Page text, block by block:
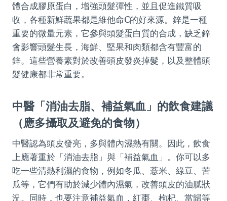
體合成膠原蛋白，增強頭髮彈性，並且促進鐵質吸
收，各種新鮮蔬果都是維他命C的好來源。鋅是一種
重要的微量元素，它參與頭髮蛋白質的合成，缺乏鋅
會影響頭髮生長，海鮮、堅果和肉類都含有豐富的
鋅。這些營養素對於改善頭皮發炎掉髮，以及整體頭
髮健康都非常重要。
中醫「消油去脂、補益氣血」的飲食建議
（應多攝取及避免的食物）
中醫認為頭皮發亮，多與體內濕熱有關。因此，飲食
上應著重於「消油去脂」與「補益氣血」。你可以多
吃一些清熱利濕的食物，例如冬瓜、薏米、綠豆、苦
瓜等，它們有助於減少體內濕氣，改善頭皮的油膩狀
況。同時，也要注意補益氣血，紅棗、枸杞、當歸等